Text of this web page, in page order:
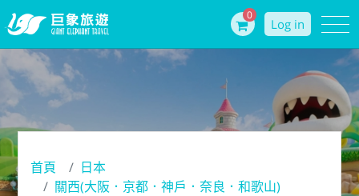
0
Log in
首頁
日本
關西(大阪．京都．神戶．奈良．和歌山)